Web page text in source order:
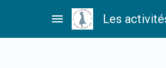
menu Les